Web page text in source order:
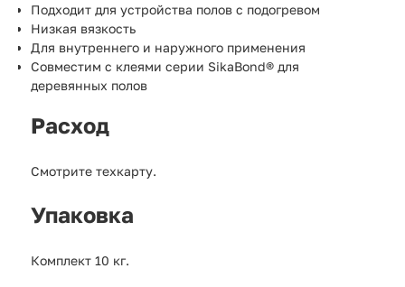
Подходит для устройства полов с подогревом
Низкая вязкость
Для внутреннего и наружного применения
Совместим с клеями серии SikaBond® для
деревянных полов
Расход
Смотрите техкарту.
Упаковка
Комплект 10 кг.